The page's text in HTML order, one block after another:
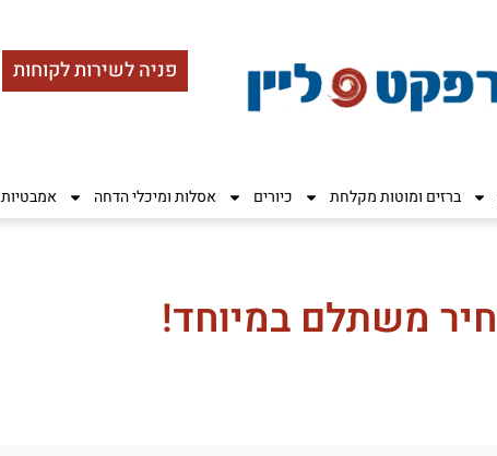
פניה לשירות לקוחות
ברזים ומוטות מקלחת כיורים אסלות ומיכלי הדחה אמבטיות
משתלם במיוחד!